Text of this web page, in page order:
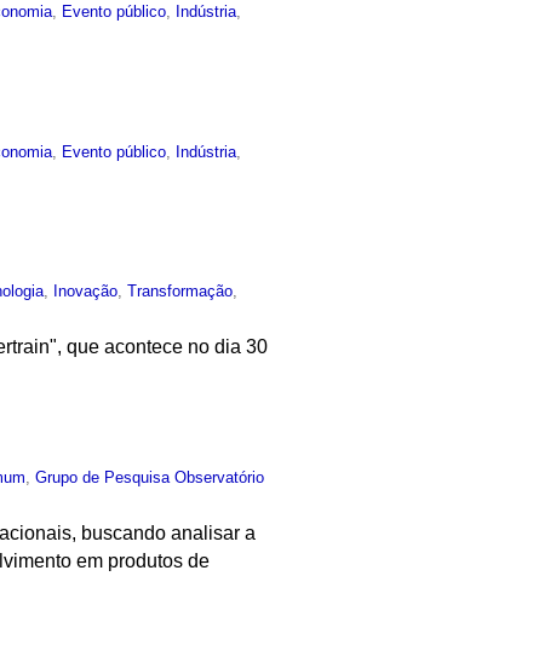
Evento público Indústria
Evento público Indústria
, Inovação,Transformação,
que acontece no dia 30
,Grupo de Pesquisa Observatório
buscando analisar a
em produtos de